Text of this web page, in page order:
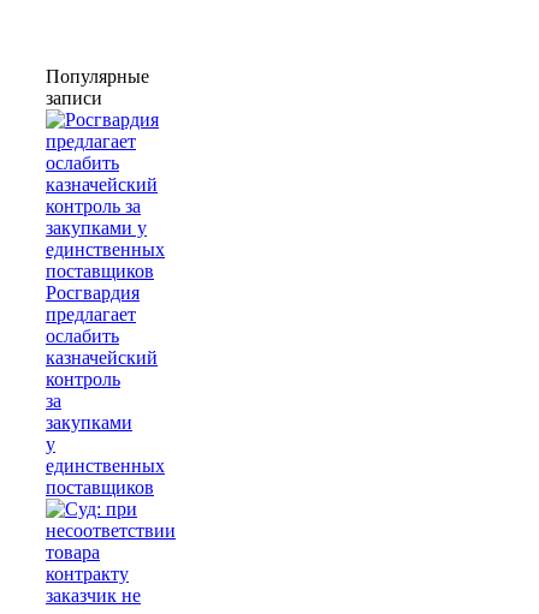
Популярные
записи
Росгвардия
предлагает
ослабить
казначейский
контроль
за
закупками
у
единственных
поставщиков